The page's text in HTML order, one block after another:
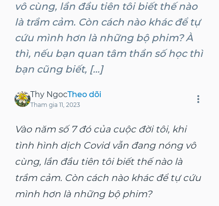
vô cùng, lần đầu tiên tôi biết thế nào
là trầm cảm. Còn cách nào khác để tự
cứu mình hơn là những bộ phim? À
thì, nếu bạn quan tâm thần số học thì
bạn cũng biết, […]
Thy NgocTheo dõi
Tham gia 11, 2023
Vào năm số 7 đó của cuộc đời tôi, khi
tình hình dịch Covid vẫn đang nóng vô
cùng, lần đầu tiên tôi biết thế nào là
trầm cảm. Còn cách nào khác để tự cứu
mình hơn là những bộ phim?